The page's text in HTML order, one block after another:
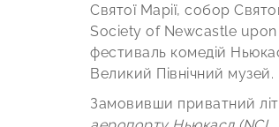
Святої Марії, собор
Society of Newcastle upon
фестиваль комедій
Великий Північний музей.
Замовивши приватний